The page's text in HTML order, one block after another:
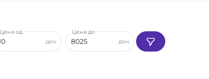
ден.
Цена од
ден.
Цена до